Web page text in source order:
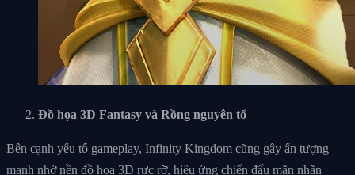
Đồ họa 3D Fantasy và Rồng nguyên tố
Bên cạnh yếu tố gameplay, Infinity Kingdom cũng gây ấn tượng
mạnh nhờ nền đồ họa 3D rực rỡ, hiệu ứng chiến đấu mãn nhãn